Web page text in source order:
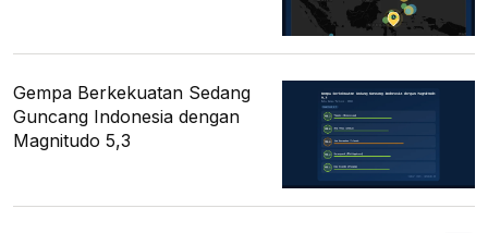
Gempa Berkekuatan Sedang
Guncang Indonesia dengan
Magnitudo 5,3